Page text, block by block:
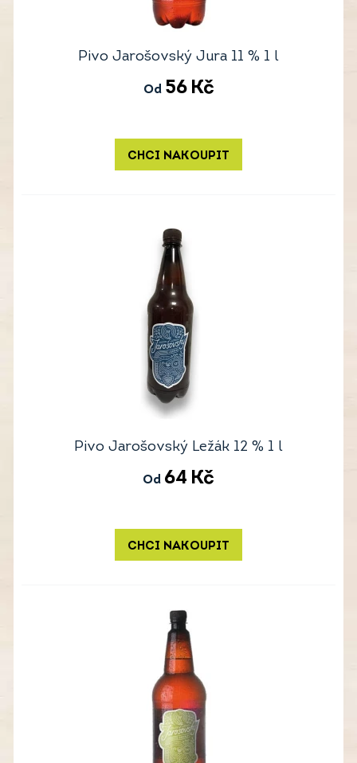
Pivo Jarošovský Jura 11 % 1 l
Od 56 Kč
CHCI NAKOUPIT
Pivo Jarošovský Ležák 12 % 1 l
Od 64 Kč
CHCI NAKOUPIT